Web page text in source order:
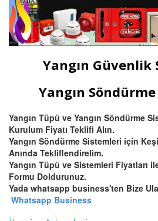
Yangın Güvenlik
Yangın
Yangın Tüpü ve Yangın Söndürme
Kurulum Fiyatı Teklifi Alın.
Yangın Söndürme Sistemleri için
Anında Tekliflendirelim.
Yangın Tüpü ve Sistemleri Fiyatları
Formu Doldurunuz.
Yada whatsapp business'ten Bize
Whatsapp Business